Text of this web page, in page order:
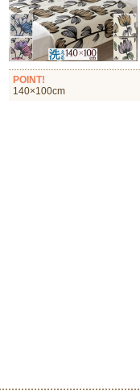
POINT!
140×100cm